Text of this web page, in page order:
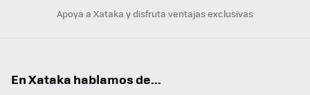
Apoya a Xataka y disfruta ventajas exclusivas
En Xataka hablamos de...